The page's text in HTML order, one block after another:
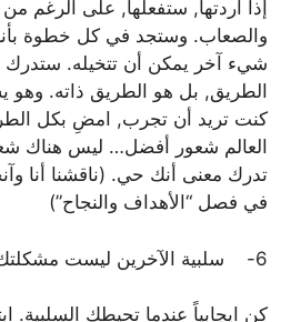
إذا أردتها, ستفعلها, على الرغم من
والصعاب. وستجد في كل خطوة
شيء آخر يمكن أن تتخيله. ستدرك
الطريق, بل هو الطريق ذاته. وهو
كنت تريد أن تجرب, امضِ بكل
العالم شعور أفضل… ليس هناك
تدرك معنى أنك حي. (ناقشنا أنا
في فصل “الأهداف والنجاح”)
6- سلبية الآخرين ليست مشكلتك:
كن ايجابياً عندما تحيطك السلبية.